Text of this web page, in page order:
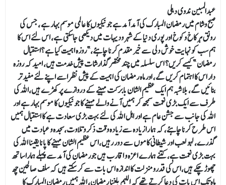
عبدالمبین ندویدہلی
صبح وشام میں رمضان المبارک کی آمد آمد ہے جو نیکیوں کا عالمی موسم بہار ہے ، جس کی
رونق ہر کاخ وکوخ اور پوری دنیا کے شہر ودیہات میں دیکھی جاسکتی ہے، اس لئے اس کا
ہم سب کو نہایت خوش دلی سے خیر مقدم کرنا چاہئے،”روزہ اہمیت کیا ہے ؟استقبال
رمضان ” کیسے کریں؟ اس سلسلہ میں چند مختصرگذارشات پیش خدمت ہیں، امید کہ روزہ
دار اس کا اہتمام کریں گے، اور ماہ رمضان کی اہمیت کے پیش نظر اسے اپنے لئے مفید تر
بنائیں گے، بلاشبہ ہم ایک عظیم الشان بابرکت مہینے کے دروازے پر کھڑے ہیں،اللہ کی
طرف سے ایک بڑی نعمت سمجھ کر ہمیں آنے والے مہینے کا جو نیکیوں کا موسم بہار ہے اور
اللہ کی جانب سے جشن عام ہے اور اہل اللہ کی لئے بہت بڑی سعادت ہے کا استقبال ہمیں
اس طر ح کرنا چاہئے، کہ ہما را زیادہ سے زیادہ وقت ذکر و تلاوت،سجدہ و عبادت میں
گذرے، لہو لعب اور شیطانی کاموں سے دور رہیں،اس عظیم الشان مہینے کا پانا یقینا اللہ کی
بہت بڑی نعمت ہے، کتنے ہمارے اعزہ و اقارب ہیں جورمضان کی آمد سے پہلے ہمارا ساتھ
چھوڑ چکے ہیں،اس کی قدرومنزلت کا اندازہ اس بات سے کرسکتے ہیں کہ سلف صالحین چھ
ماہ تک اس بات کی دعا کرتے تھے کہ اللہم بلغنا رمضان، اللہ ہمیں رمضان المبارک کا